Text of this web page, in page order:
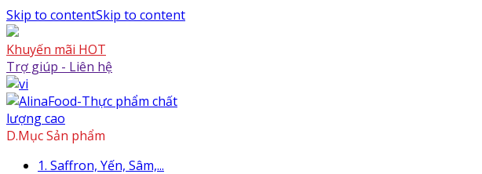
Skip to contentSkip to content
Khuyến mãi HOT
Trợ giúp - Liên hệ
D.Mục Sản phẩm
1. Saffron, Yến, Sâm,...